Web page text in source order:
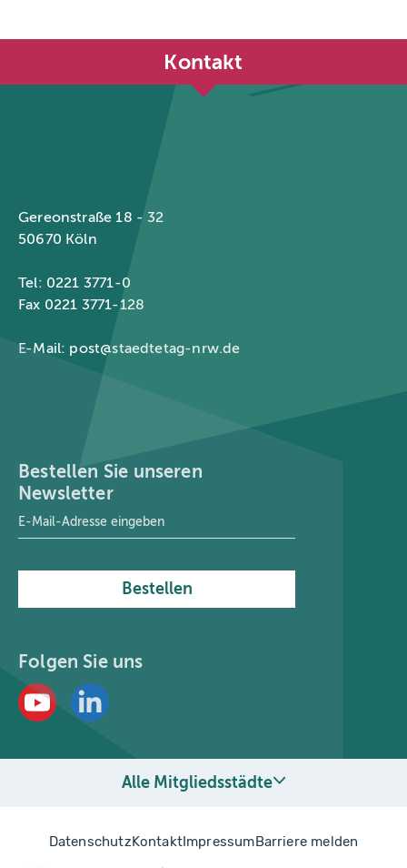
Kontakt
Gereonstraße 18 - 32
50670 Köln
Tel: 0221 3771-0
Fax 0221 3771-128
E-Mail: post@staedtetag-nrw.de
Bestellen Sie unseren
Newsletter
E-Mail-Adresse
Bestellen
Folgen Sie uns
Alle Mitgliedsstädte
DatenschutzKontaktImpressumBarriere melden